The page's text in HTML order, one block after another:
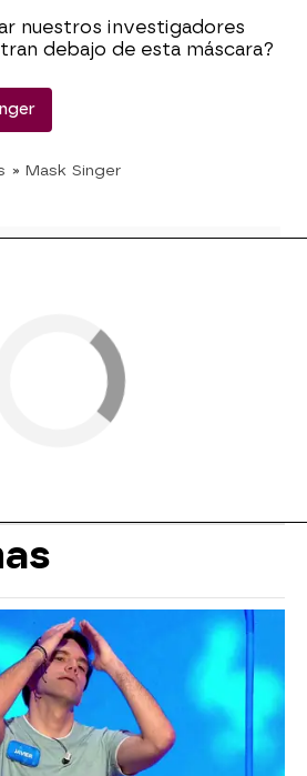
nuestros investigadores
debajo de esta máscara?
» Mask Singer